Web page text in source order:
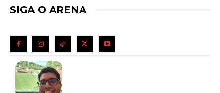
SIGA O ARENA